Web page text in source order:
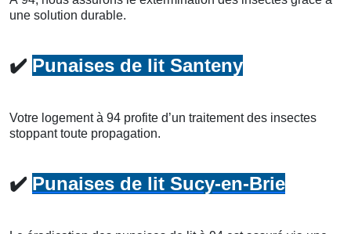
une solution durable.
✔️ Punaises de lit Santeny
Votre logement à 94 profite d’un traitement des insectes
stoppant toute propagation.
✔️ Punaises de lit Sucy-en-Brie